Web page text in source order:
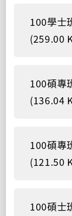
100學士
(259.00
100碩專
(136.04
100碩專
(121.50
100碩士